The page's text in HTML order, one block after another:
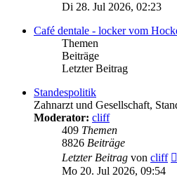
Di 28. Jul 2026, 02:23
Café dentale - locker vom
Themen
Beiträge
Letzter Beitrag
Standespolitik
Zahnarzt und Gesellschaft,
Moderator: cliff
409 Themen
8826 Beiträge
Letzter Beitrag von cliff
Mo 20. Jul 2026, 09:54